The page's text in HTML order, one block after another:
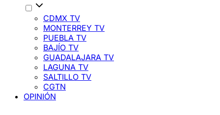
CDMX TV
MONTERREY TV
PUEBLA TV
BAJÍO TV
GUADALAJARA TV
LAGUNA TV
SALTILLO TV
CGTN
OPINIÓN